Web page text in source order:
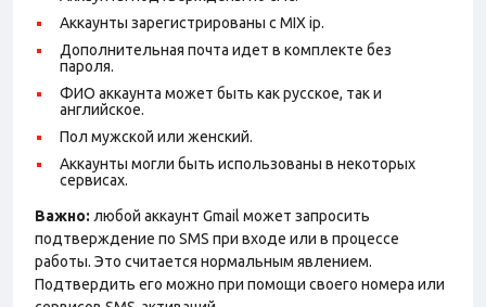
Аккаунты зарегистрированы с MIX ip.
Дополнительная почта идет в комплекте без
пароля.
ФИО аккаунта может быть как русское, так и
английское.
Пол мужской или женский.
Аккаунты могли быть использованы в некоторых
сервисах.
Важно: любой аккаунт Gmail может запросить
подтверждение по SMS при входе или в процессе
работы. Это считается нормальным явлением.
Подтвердить его можно при помощи своего номера или